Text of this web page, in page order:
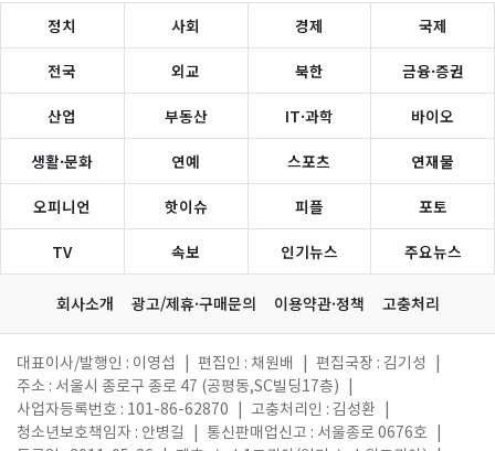
정치 사회 경제 국제
전국 외교 북한 금융·증권
산업 부동산 IT·과학 바이오
생활·문화 연예 스포츠 연재물
오피니언 핫이슈 피플 포토
TV 속보 인기뉴스 주요뉴스
회사소개 광고/제휴·구매문의 이용약관·정책 고충처리
대표이사/발행인 : 이영섭 편집인 : 채원배 편집국장 : 김기성
주소 : 서울시 종로구 종로 47 (공평동,SC빌딩17층)
사업자등록번호 : 101-86-62870
고충처리인 : 김성환
청소년보호책임자 : 안병길
통신판매업신고 : 서울종로 0676호